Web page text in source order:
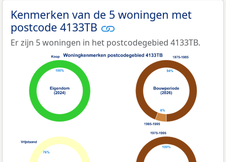
Kenmerken van de 5 woningen met
postcode 4133TB
Er zijn 5 woningen in het postcodegebied 4133TB.